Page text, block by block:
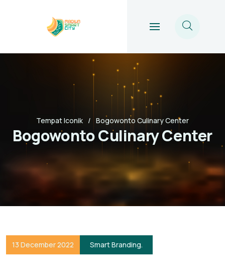
Tempat Iconik Bogowonto Culinary Center
Bogowonto Culinary Center
13 December 2022 Smart Branding.